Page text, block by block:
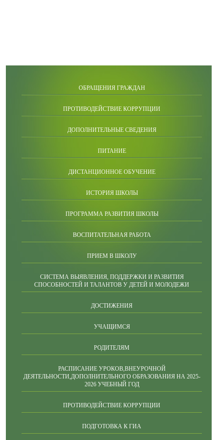
ОБРАЩЕНИЯ ГРАЖДАН
ПРОТИВОДЕЙСТВИЕ КОРРУПЦИИ
ДОПОЛНИТЕЛЬНЫЕ СВЕДЕНИЯ
ПИТАНИЕ
ДИСТАНЦИОННОЕ ОБУЧЕНИЕ
ИСТОРИЯ ШКОЛЫ
ПРОГРАММА РАЗВИТИЯ ШКОЛЫ
ВОСПИТАТЕЛЬНАЯ РАБОТА
ПРИЕМ В ШКОЛУ
СИСТЕМА ВЫЯВЛЕНИЯ, ПОДДЕРЖКИ И РАЗВИТИЯ
СПОСОБНОСТЕЙ И ТАЛАНТОВ У ДЕТЕЙ И МОЛОДЕЖИ
ДОСТИЖЕНИЯ
УЧАЩИМСЯ
РОДИТЕЛЯМ
РАСПИСАНИЕ УРОКОВ,ВНЕУРОЧНОЙ
ДЕЯТЕЛЬНОСТИ,ДОПОЛНИТЕЛЬНОГО ОБРАЗОВАНИЯ НА 2025-
2026 УЧЕБНЫЙ ГОД
ПРОТИВОДЕЙСТВИЕ КОРРУПЦИИ
ПОДГОТОВКА К ГИА